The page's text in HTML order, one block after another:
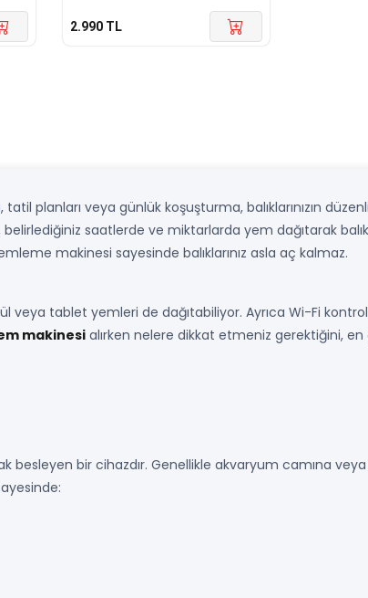
2.990 TL
planları veya günlük koşuşturma, balıklarınızın
saatlerde ve miktarlarda yem dağıtarak
makinesi sayesinde balıklarınız asla aç kalmaz.
veya tablet yemleri de dağıtabiliyor. Ayrıca Wi-Fi
makinesialırken nelere dikkat etmeniz gerektiğini,
besleyen bir cihazdır. Genellikle akvaryum camına veya